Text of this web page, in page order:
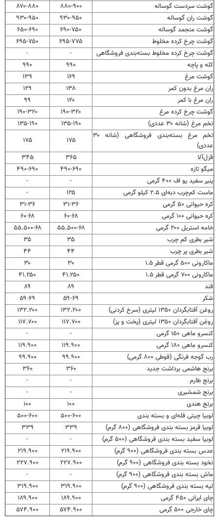
گوشت سردست گوساله
۸۸۰-۹۰۰
۸۷۰-۸۸۰
گوشت ران گوساله
۹۳۰-۹۵۰
۹۳۰-۹۵۰
گوشت منجمد گوساله
۶۹۰-۷۵۰
۶۵۰-۶۹۰
گوشت چرخ کرده مخلوط
۶۹۵-۷۷۵
۶۹۵-۷۵۰
گوشت چرخ کرده مخلوط بسته‌بندی فروشگاهی
-
-
کله و پاچه
۹۹۰
۹۹۰
گوشت مرغ
۱۶۹
۱۳۹
ران مرغ بدون کمر
۱۳۸
۱۲۹
ران مرغ با کمر
۱۲۰
۹۹
گوشت چرخ کرده مرغ
۱۹۰-۳۲۰
۱۹۰-۳۲۰
تخم مرغ (شانه ۳۰ عددی)
۱۳۵-۱۹۰
۱۳۵-۱۹۰
تخم مرغ بسته‌بندی فروشگاهی (شانه ۳۰
عددی)
۱۷۵
۱۷۵
قزل‌آلا
۳۶۵
۳۴۵
میگو تازه
۴۹۰-۶۹۰
۴۹۰-۶۹۰
پنیر سفید یو اف ۴۰۰ گرمی
-
-
ماست کم‌چرب دبه‌ای ۲.۵ کیلو گرمی
۱۲۵
-
کره حیوانی ۵۰ گرمی
۳۱-۳۶
۳۱-۳۶
کره حیوانی ۱۰۰ گرمی
۶۰-۶۸
۶۰-۶۸
خامه استریل ۲۰۰ گرمی
۵۵.۵۰۰-۶۸
۵۵.۵۰۰-۶۸
شیر بطری کم چرب
۳۵
۳۵
شیر بطری پر چرب
۴۴
۴۴
ماکارونی ۵۰۰ گرمی قطر ۱.۵
۳۰
۳۰
ماکارونی ۷۰۰ گرمی قطر ۱.۵
۴۱.۲۵۰
۴۱.۲۵۰
قند
۸۹
۸۹
شکر
۵۹-۶۹
۵۹-۶۹
روغن آفتابگردان ۱۳۵۰ لیتری (سرخ کردنی)
۱۳۲.۲۰۰
۱۳۲.۲۰۰
روغن آفتابگردان ۱۳۵۰ لیتری (پخت و پز)
۱۱۷.۷۰۰
۱۱۷.۷۰۰
کنسرو ماهی ۱۵۰ گرمی
-
-
کنسرو ماهی ۱۸۰ گرمی
۱۱۹.۹۰۰
۱۱۹.۹۰۰
رب گوجه فرنگی (قوطی ۸۰۰ گرمی)
۹۹.۹۰۰
۹۹.۹۰۰
برنج هاشمی برداشت جدید
۳۶۰
۳۶۰
برنج طارم
-
-
برنج شمشیری
-
-
برنج هندی
۱۰۰
۱۰۰
لوبیا چیتی فله‌ای و بسته بندی
۵۰۰-۶۰۰
۵۰۰-۶۰۰
لوبیا قرمز بسته بندی فروشگاهی (۸۰۰ گرم)
۳۳۹
۳۳۹
لوبیا سفید بسته بندی فروشگاهی (۵۰۰ گرم)
-
-
عدس بسته بندی فروشگاهی (۹۰۰ گرم)
۲۱۹.۹۰۰
۲۱۹.۹۰۰
نخود بسته بندی فروشگاهی (۹۰۰ گرم)
۲۲۷.۹۰۰
۲۲۷.۹۰۰
ماش بسته بندی فروشگاهی (۹۰۰ گرم)
-
-
لپه بسته بندی فروشگاهی (۹۰۰ گرم)
۳۱۹.۹۰۰
۳۱۹.۹۰۰
چای ایرانی ۴۵۰ گرمی
۱۸۹.۹۰۰
۱۸۹.۹۰۰
چای خارجی ۵۰۰ گرمی
۵۷۴.۹۰۰ ۵۷۴.۹۰۰